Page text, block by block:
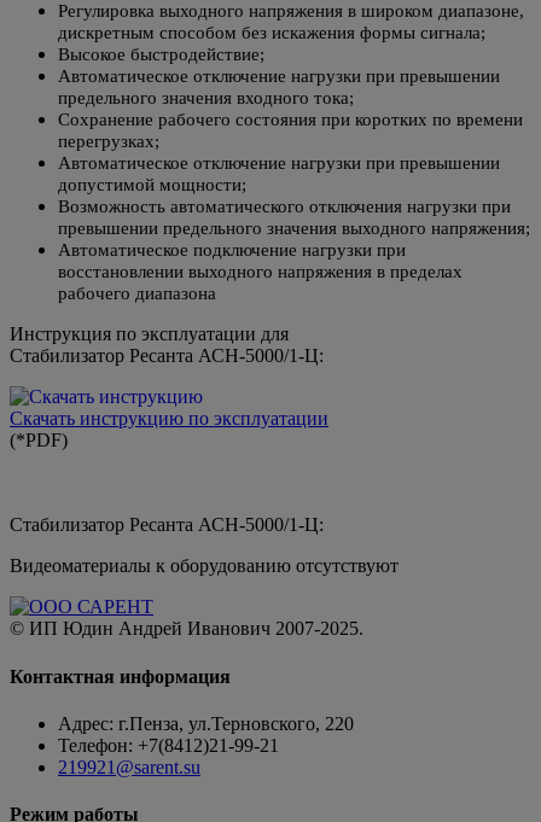
Регулировка выходного напряжения в широком диапазоне,
дискретным способом без искажения формы сигнала;
Высокое быстродействие;
Автоматическое отключение нагрузки при превышении
предельного значения входного тока;
Сохранение рабочего состояния при коротких по времени
перегрузках;
Автоматическое отключение нагрузки при превышении
допустимой мощности;
Возможность автоматического отключения нагрузки при
превышении предельного значения выходного напряжения;
Автоматическое подключение нагрузки при
восстановлении выходного напряжения в пределах
рабочего диапазона
Инструкция по эксплуатации для
Стабилизатор Ресанта АСН-5000/1-Ц:
Скачать инструкцию по эксплуатации
(*PDF)
Стабилизатор Ресанта АСН-5000/1-Ц:
Видеоматериалы к оборудованию отсутствуют
© ИП Юдин Андрей Иванович 2007-2025.
Контактная информация
Адрес: г.Пенза, ул.Терновского, 220
Телефон: +7(8412)21-99-21
219921@sarent.su
Режим работы